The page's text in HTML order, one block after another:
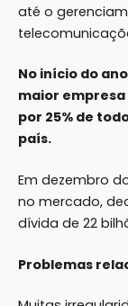
até o
No início do
maior empresa
por 25% de
país.
Em dezembro
no mercado,
dívida de 22
Problemas